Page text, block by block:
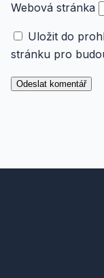
Webová stránka
Uložit do
stránku pro